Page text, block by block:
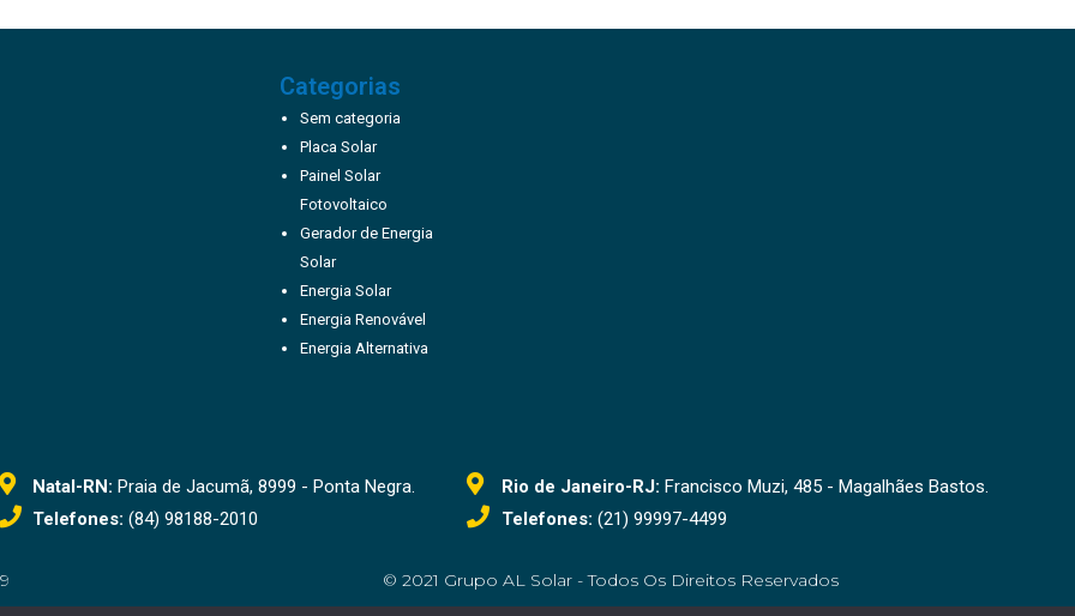
Categorias
Sem categoria
Placa Solar
Painel Solar
Fotovoltaico
Gerador de Energia
Solar
Energia Solar
Energia Renovável
Energia Alternativa
Natal-RN: Praia de Jacumã, 8999 - Ponta Negra.
Telefones: (84) 98188-2010
Rio de Janeiro-RJ: Francisco Muzi, 485 - Magalhães Bastos.
Telefones: (21) 99997-4499
© 2021 Grupo AL Solar - Todos Os Direitos Reservados